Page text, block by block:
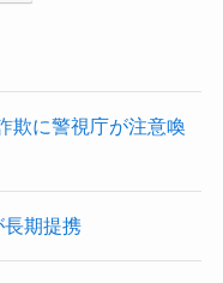
欺に警視庁が注意喚
期提携